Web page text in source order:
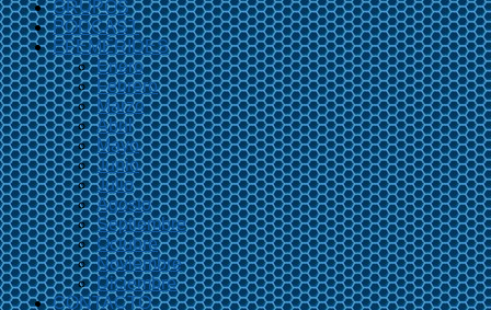
GRUPOS
PODCAST
EFEMÉRIDES
Enero
Febrero
Marzo
Abril
Mayo
Junio
Julio
Agosto
Septiembre
Octubre
Noviembre
Diciembre
CONTACTO